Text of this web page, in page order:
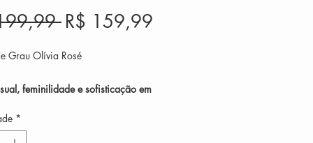
Preço
R$ 159,99
Grau Olívia Rosé
feminilidade e sofisticação em
Olívia Rosé
dourado com o charme do degradê
*